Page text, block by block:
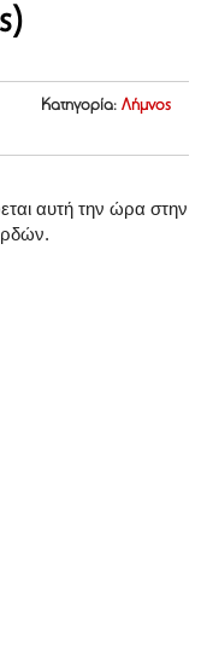
Κατηγορία: Λήμνος
αυτή την ώρα στην